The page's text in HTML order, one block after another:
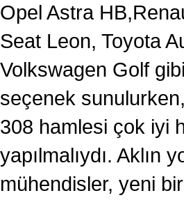
Opel Astra
Seat Leon, Toyota
Volkswagen Golf
seçenek
308 hamlesi çok iyi
yapılmalıydı. Aklın
mühendisler, yeni